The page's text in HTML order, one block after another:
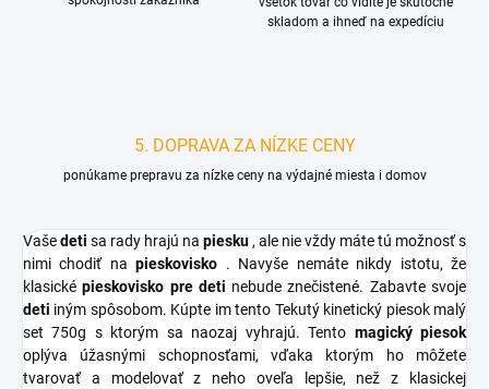
skladom a ihneď na expedíciu
5. DOPRAVA ZA NÍZKE CENY
ponúkame prepravu za nízke ceny na výdajné miesta i domov
Vašedeti sa rady hrajú na piesku, ale nie vždy máte tú možnosť s
nimi chodiť napieskovisko . Navyše nemáte nikdy istotu, že
klasicképieskovisko pre deti nebude znečistené. Zabavte svoje
deti iným spôsobom. Kúpte im tento Tekutý kinetický piesok malý
set 750g s ktorým sa naozaj vyhrajú. Tento magický piesok
oplýva úžasnými schopnosťami, vďaka ktorým ho môžete
tvarovať a modelovať z neho oveľa lepšie, než z klasickej